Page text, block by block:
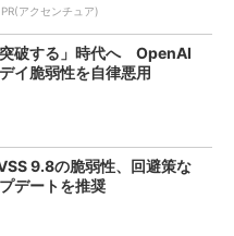
PR(アクセンチュア)
破する」時代へ OpenAI
イ脆弱性を自律悪用
9.8の脆弱性、回避策な
デートを推奨